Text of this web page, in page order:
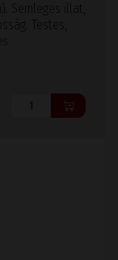
Semleges illat,
Testes,